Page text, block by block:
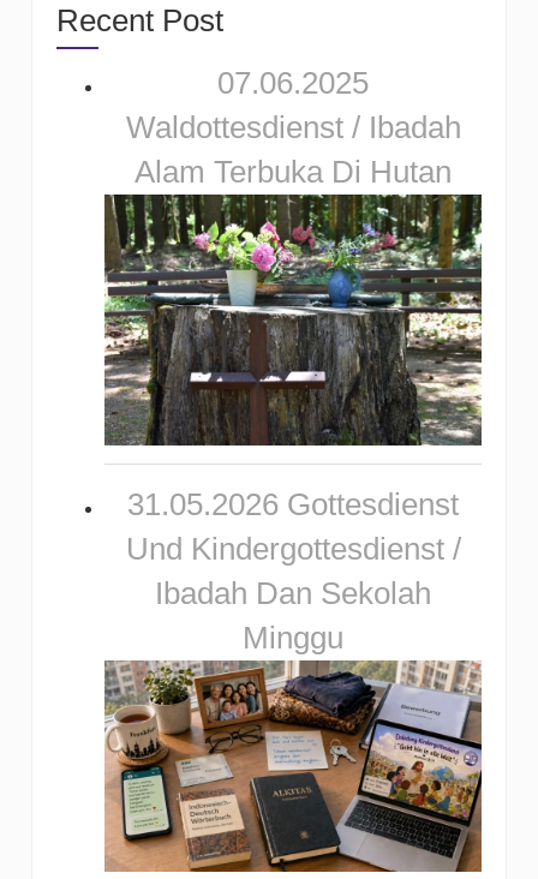
Recent Post
07.06.2025
Waldottesdienst / Ibadah
Alam Terbuka Di Hutan
31.05.2026 Gottesdienst
Und Kindergottesdienst /
Ibadah Dan Sekolah
Minggu